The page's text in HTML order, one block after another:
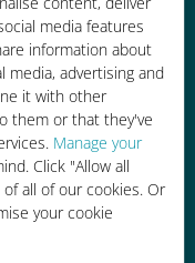
media features
information about
advertising and
it with other
them or that they've
Manage your
Click "Allow all
all of our cookies. Or
your cookie
anche